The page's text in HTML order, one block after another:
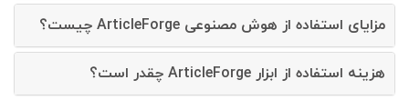
مزایای استفاده از هوش مصنوعی ArticleForge چیست؟
هزینه استفاده از ابزار ArticleForge چقدر است؟